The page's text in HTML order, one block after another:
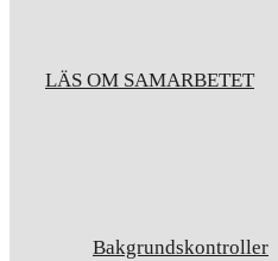
LÄS OM SAMARBETET
Bakgrundskontroller